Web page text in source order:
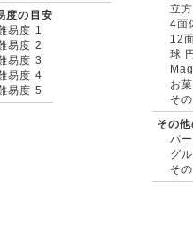
度の目安
易度 1
易度 2
易度 3
易度 4
易度 5
立
4面
12
球
お
そ
その
パ
グ
そ